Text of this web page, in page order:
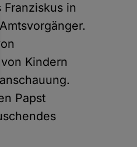
in
Kindern
Papst